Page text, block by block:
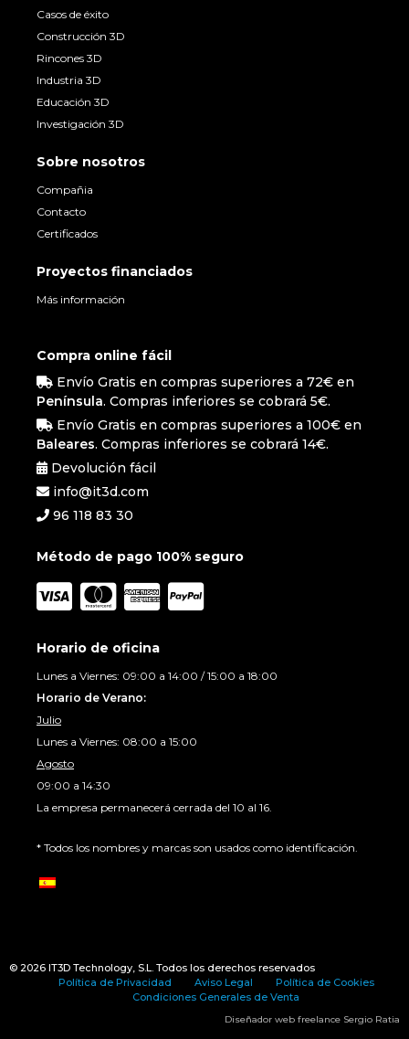
Casos de éxito
Construcción 3D
Rincones 3D
Industria 3D
Educación 3D
Investigación 3D
Sobre nosotros
Compañia
Contacto
Certificados
Proyectos financiados
Más información
Compra online fácil
Envío Gratis en compras superiores a 72€ en
Península. Compras inferiores se cobrará 5€.
Envío Gratis en compras superiores a 100€ en
Baleares. Compras inferiores se cobrará 14€.
Devolución fácil
info@it3d.com
96 118 83 30
Método de pago 100% seguro
Horario de oficina
Lunes a Viernes: 09:00 a 14:00 / 15:00 a 18:00
Horario de Verano:
Julio
Lunes a Viernes: 08:00 a 15:00
Agosto
09:00 a 14:30
La empresa permanecerá cerrada del 10 al 16.
* Todos los nombres y marcas son usados como identificación.
© 2026 IT3D Technology , S.L. Todos los derechos reservados
Política de Privacidad
Aviso Legal
Política de Cookies
Condiciones Generales de Venta
Diseñador web freelance Sergio Ratia